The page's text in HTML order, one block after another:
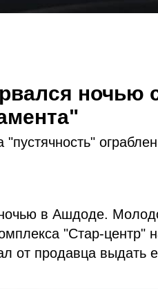
ночью
в Ашдоде.
"Стар-центр"
от продавца выдать